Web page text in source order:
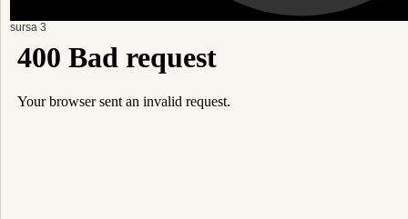
sursa 3